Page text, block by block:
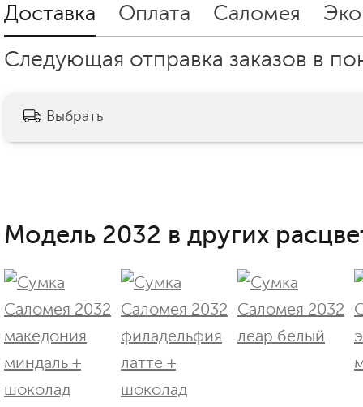
Доставка Оплата Саломея
Следующая отправка заказов в
Выбрать
Модель 2032 в других